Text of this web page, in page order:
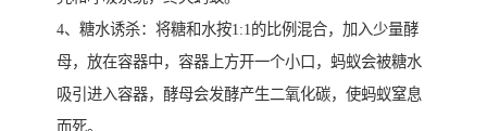
4、糖水诱杀：将糖和水按1:1的比例混合，加入少量酵
母，放在容器中，容器上方开一个小口，蚂蚁会被糖水
吸引进入容器，酵母会发酵产生二氧化碳，使蚂蚁窒息
而死。